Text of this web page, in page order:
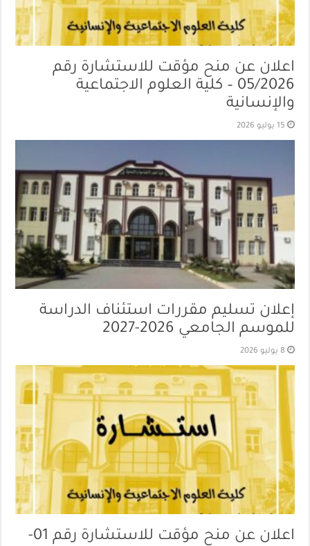
اعلان عن منح مؤقت للاستشارة رقم
05/2026 – كلية العلوم الاجتماعية
والإنسانية
15 يوليو 2026
إعلان تسليم مقررات استئناف الدراسة
للموسم الجامعي 2026-2027
8 يوليو 2026
اعلان عن منح مؤقت للاستشارة رقم 01-